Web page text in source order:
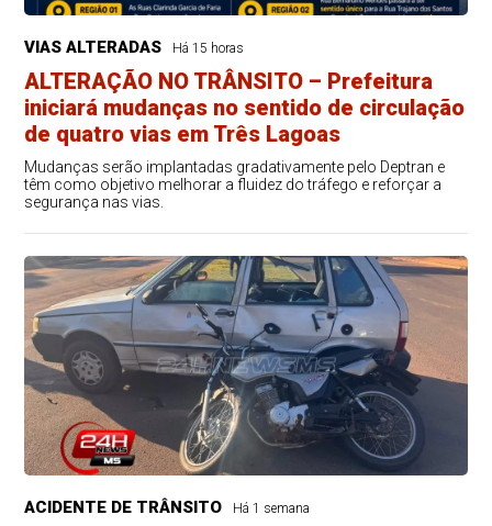
VIAS ALTERADAS Há 15 horas
ALTERAÇÃO NO TRÂNSITO – Prefeitura
iniciará mudanças no sentido de circulação
de quatro vias em Três Lagoas
Mudanças serão implantadas gradativamente pelo Deptran e
têm como objetivo melhorar a fluidez do tráfego e reforçar a
segurança nas vias.
ACIDENTE DE TRÂNSITO Há 1 semana